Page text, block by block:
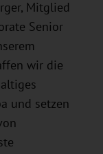
Mitglied
Senior
wir die
und setzen